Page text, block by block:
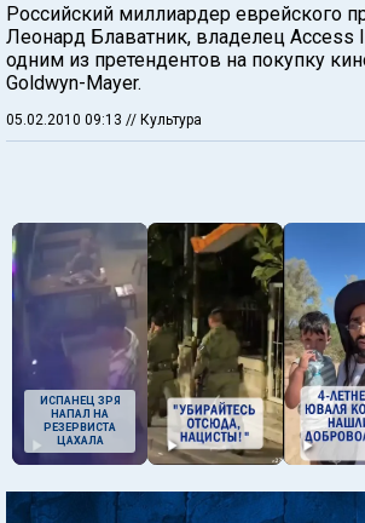
Российский миллиардер еврейского
Леонард Блаватник, владелец Access
одним из претендентов на покупку
Goldwyn-Mayer.
05.02.2010 09:13 // Культура
ИСПАНЕЦ ЗРЯ
НАПАЛ НА
РЕЗЕРВИСТА
ЦАХАЛА